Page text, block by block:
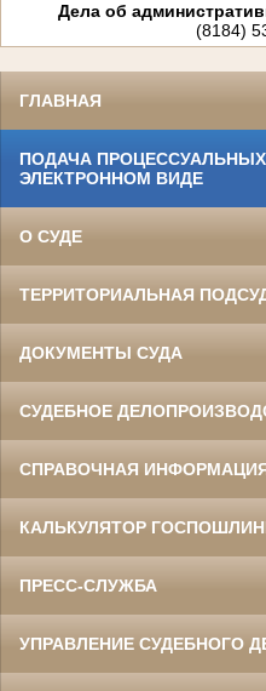
Дела об
(8184)
ГЛАВНАЯ
ПОДАЧА
ЭЛЕКТРОННОМ ВИДЕ
О СУДЕ
ТЕРРИТОРИАЛЬНАЯ
ДОКУМЕНТЫ СУДА
СУДЕБНОЕ
СПРАВОЧНАЯ
КАЛЬКУЛЯТОР
ПРЕСС-СЛУЖБА
УПРАВЛЕНИЕ СУДЕБНОГО